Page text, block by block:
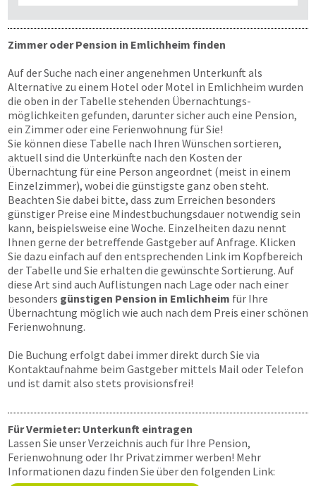
Zimmer oder Pension in Emlichheim finden
Auf der Suche nach einer angenehmen Unterkunft als
Alternative zu einem Hotel oder Motel in Emlichheim wurden
die oben in der Tabelle stehenden Übernachtungs­
möglichkeiten gefunden, darunter sicher auch eine Pension,
ein Zimmer oder eine Ferienwohnung für Sie!
Sie können diese Tabelle nach Ihren Wünschen sortieren,
aktuell sind die Unterkünfte nach den Kosten der
Übernachtung für eine Person angeordnet (meist in einem
Einzelzimmer), wobei die günstigste ganz oben steht.
Beachten Sie dabei bitte, dass zum Erreichen besonders
günstiger Preise eine Mindestbuchungsdauer notwendig sein
kann, beispielsweise eine Woche. Einzelheiten dazu nennt
Ihnen gerne der betreffende Gastgeber auf Anfrage. Klicken
Sie dazu einfach auf den entsprechenden Link im Kopfbereich
der Tabelle und Sie erhalten die gewünschte Sortierung. Auf
diese Art sind auch Auflistungen nach Lage oder nach einer
besonders günstigen Pension in Emlichheim für Ihre
Übernachtung möglich wie auch nach dem Preis einer schönen
Ferienwohnung.
Die Buchung erfolgt dabei immer direkt durch Sie via
Kontaktaufnahme beim Gastgeber mittels Mail oder Telefon
und ist damit also stets provisionsfrei!
Für Vermieter: Unterkunft eintragen
Lassen Sie unser Verzeichnis auch für Ihre Pension,
Ferienwohnung oder Ihr Privatzimmer werben! Mehr
Informationen dazu finden Sie über den folgenden Link: